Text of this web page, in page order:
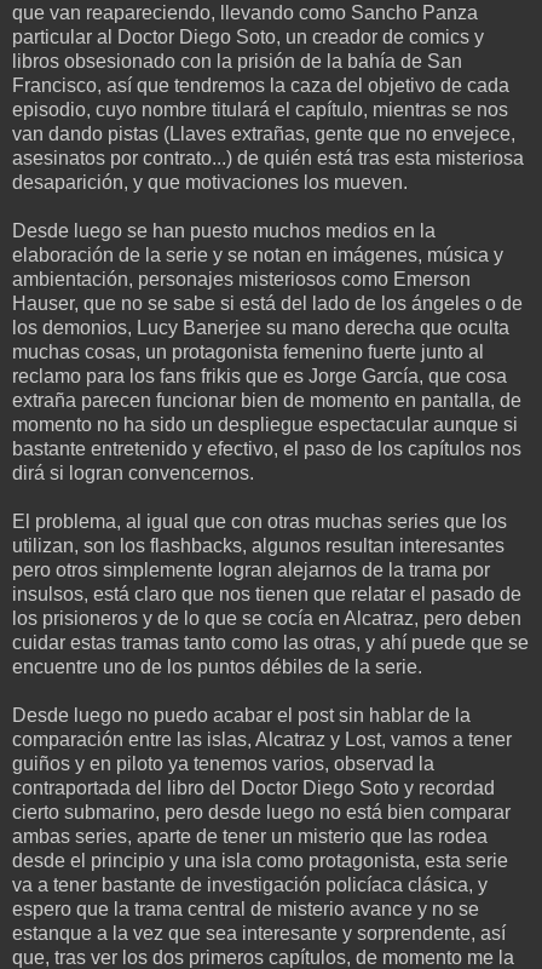
que van reapareciendo, llevando como Sancho Panza
particular al Doctor Diego Soto, un creador de comics y
libros obsesionado con la prisión de la bahía de San
Francisco, así que tendremos la caza del objetivo de cada
episodio, cuyo nombre titulará el capítulo, mientras se nos
van dando pistas (Llaves extrañas, gente que no envejece,
asesinatos por contrato...) de quién está tras esta misteriosa
desaparición, y que motivaciones los mueven.
Desde luego se han puesto muchos medios en la
elaboración de la serie y se notan en imágenes, música y
ambientación, personajes misteriosos como Emerson
Hauser, que no se sabe si está del lado de los ángeles o de
los demonios, Lucy Banerjee su mano derecha que oculta
muchas cosas, un protagonista femenino fuerte junto al
reclamo para los fans frikis que es Jorge García, que cosa
extraña parecen funcionar bien de momento en pantalla, de
momento no ha sido un despliegue espectacular aunque si
bastante entretenido y efectivo, el paso de los capítulos nos
dirá si logran convencernos.
El problema, al igual que con otras muchas series que los
utilizan, son los flashbacks, algunos resultan interesantes
pero otros simplemente logran alejarnos de la trama por
insulsos, está claro que nos tienen que relatar el pasado de
los prisioneros y de lo que se cocía en Alcatraz, pero deben
cuidar estas tramas tanto como las otras, y ahí puede que se
encuentre uno de los puntos débiles de la serie.
Desde luego no puedo acabar el post sin hablar de la
comparación entre las islas, Alcatraz y Lost, vamos a tener
guiños y en piloto ya tenemos varios, observad la
contraportada del libro del Doctor Diego Soto y recordad
cierto submarino, pero desde luego no está bien comparar
ambas series, aparte de tener un misterio que las rodea
desde el principio y una isla como protagonista, esta serie
va a tener bastante de investigación policíaca clásica, y
espero que la trama central de misterio avance y no se
estanque a la vez que sea interesante y sorprendente, así
que, tras ver los dos primeros capítulos, de momento me la